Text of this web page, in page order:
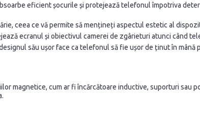
eficient șocurile și protejează telefonul împotriva
ceea ce vă permite să mențineți aspectul estetic al
ecranul și obiectivul camerei de zgârieturi atunci când
său ușor face ca telefonul să fie ușor de ținut în mână
magnetice, cum ar fi încărcătoare inductive, suporturi sau